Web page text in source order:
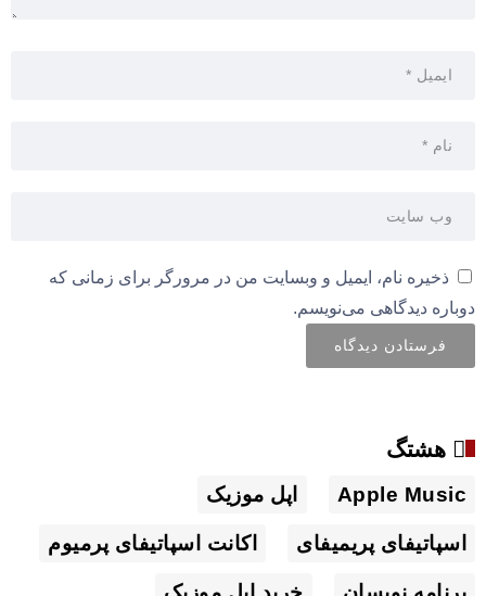
ذخیره نام، ایمیل و وبسایت من در مرورگر برای زمانی که
دوباره دیدگاهی می‌نویسم.
هشتگ
Apple Music اپل موزیک
اسپاتیفای پریمیفای اکانت اسپاتیفای پرمیوم